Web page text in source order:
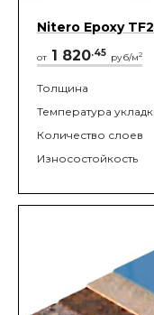
Nitero Epoxy
от 1 820.45 руб/м2
Толщина
Температура
Количество слоев
Износостойкость